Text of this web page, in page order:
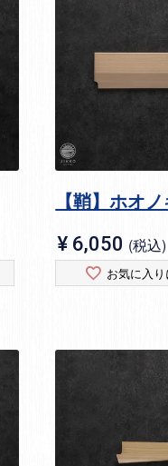
【鞘】ホオ
¥ 6,050 税込
お気に入